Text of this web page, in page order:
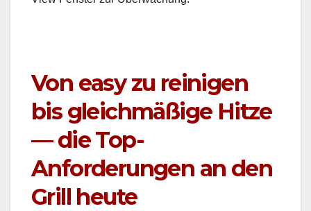
Von easy zu reinigen
bis gleichmäßige Hitze
— die Top-
Anforderungen an den
Grill heute